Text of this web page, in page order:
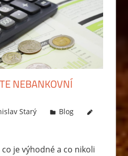
NEBANKOVNÍ
Starý
Blog
je výhodné a co nikoli